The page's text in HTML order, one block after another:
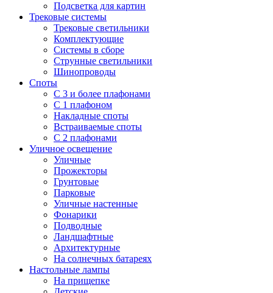
Подсветка для картин
Трековые системы
Трековые светильники
Комплектующие
Системы в сборе
Струнные светильники
Шинопроводы
Споты
С 3 и более плафонами
С 1 плафоном
Накладные споты
Встраиваемые споты
С 2 плафонами
Уличное освещение
Уличные
Прожекторы
Грунтовые
Парковые
Уличные настенные
Фонарики
Подводные
Ландшафтные
Архитектурные
На солнечных батареях
Настольные лампы
На прищепке